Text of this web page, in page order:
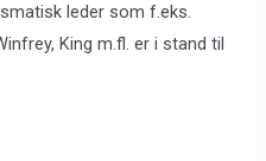
leder som f.eks.
King m.fl. er i stand til